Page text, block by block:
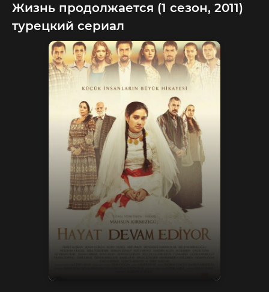
Жизнь продолжается (1 сезон, 2011)
турецкий сериал